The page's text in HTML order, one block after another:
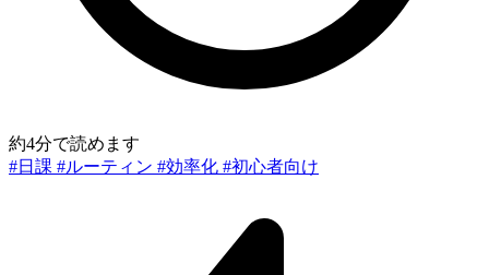
約4分で読めます
#日課 #ルーティン #効率化 #初心者向け